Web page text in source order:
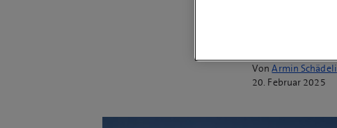
VonArmin Schädeli
20. Februar 2025